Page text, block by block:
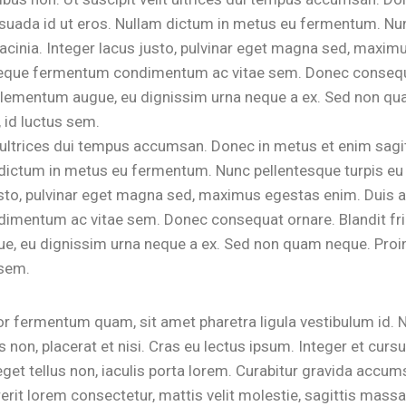
id ut eros. Nullam dictum in metus eu fermentum.
Integer lacus justo, pulvinar eget magna sed,
fermentum condimentum ac vitae sem. Donec
augue, eu dignissim urna neque a ex. Sed non
luctus sem.
dui tempus accumsan. Donec in metus et enim
in metus eu fermentum. Nunc pellentesque turpis
pulvinar eget magna sed, maximus egestas enim. Duis
ac vitae sem. Donec consequat ornare. Blandit
eu dignissim urna neque a ex. Sed non quam neque.
fermentum quam, sit amet pharetra ligula vestibulum id.
non, placerat et nisi. Cras eu lectus ipsum. Integer et
tellus non, iaculis porta lorem. Curabitur gravida
lorem consectetur, mattis velit molestie, sagittis